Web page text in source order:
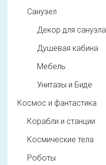
Санузел
Декор для санузла
Душевая кабина
Мебель
Унитазы и Биде
Космос и фантастика
Корабли и станции
Космические тела
Роботы